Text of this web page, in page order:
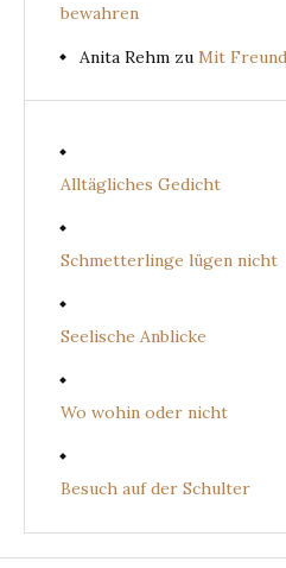
bewahren
Anita Rehm zu Mit
Alltägliches Gedicht
Schmetterlinge lügen nicht
Seelische Anblicke
Wo wohin oder nicht
Besuch auf der Schulter